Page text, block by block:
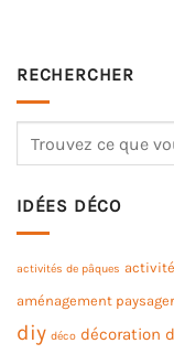
RECHERCHER
IDÉES DÉCO
activités de pâques
aménagement paysager
diy déco décoration